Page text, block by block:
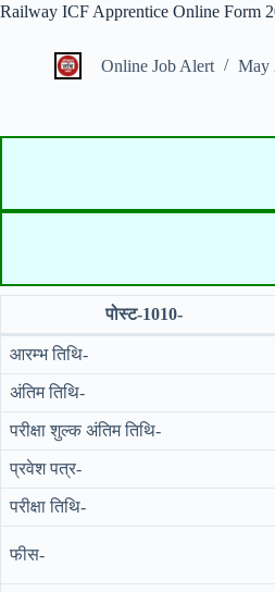
Railway ICF Apprentice Online Form
Online Job Alert May
पोस्ट-1010-
आरम्भ तिथि-
अंतिम तिथि-
परीक्षा शुल्क अंतिम तिथि-
प्रवेश पत्र-
परीक्षा तिथि-
फीस-